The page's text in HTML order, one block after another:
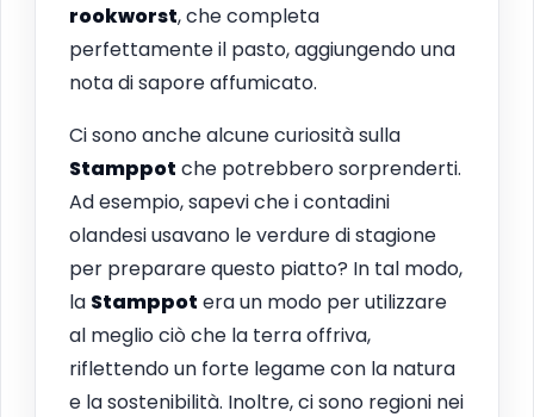
rookworst, che completa
perfettamente il pasto, aggiungendo una
nota di sapore affumicato.
Ci sono anche alcune curiosità sulla
Stamppot che potrebbero sorprenderti.
Ad esempio, sapevi che i contadini
olandesi usavano le verdure di stagione
per preparare questo piatto? In tal modo,
la Stamppot era un modo per utilizzare
al meglio ciò che la terra offriva,
riflettendo un forte legame con la natura
e la sostenibilità. Inoltre, ci sono regioni nei